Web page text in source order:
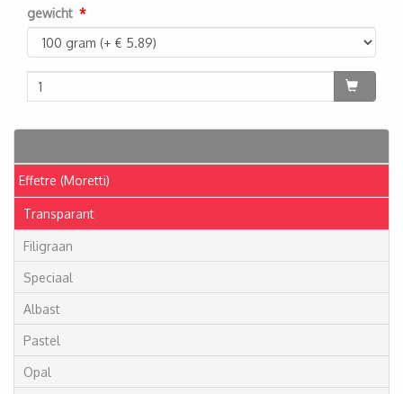
Effetre (Moretti)
Transparant
Filigraan
Speciaal
Albast
Pastel
Opal
gewicht